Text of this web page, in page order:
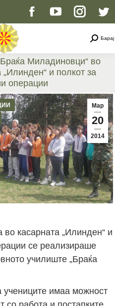
Facebook
opens
in
new
window
YouTube
opens
new
window
page
opens
new
window
Барај
Миладиновци“ во
„Илинден“ и полкот за
операции
You are here:
Мар
20
2014
касарната „Илинден“ и
се реализираше
училиште „Браќа
учениците имаа можност